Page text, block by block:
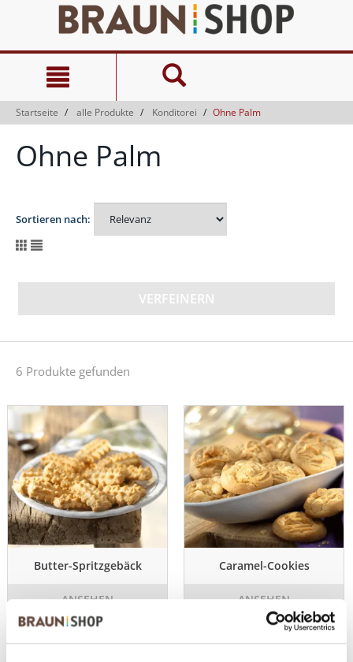
springen
Navigationsmenü
springen
Startseite alle Produkte Konditorei Ohne Palm
Ohne Palm
Sortieren nach:
VERFEINERN
6 Produkte gefunden
Butter-Spritzgebäck
ANSEHEN
3,5 kg im Eimer
Caramel-Cookies
ANSEHEN
4,5 kg im Eimer